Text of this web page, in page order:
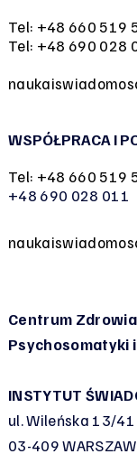
Tel: +48 660 519
Tel: +48 690 028
WSPÓŁPRACA I
Tel: +48 660 519
+48 690 028 011
Centrum
Psychosomatyki
INSTYTUT
ul. Wileńska 13/41
03-409